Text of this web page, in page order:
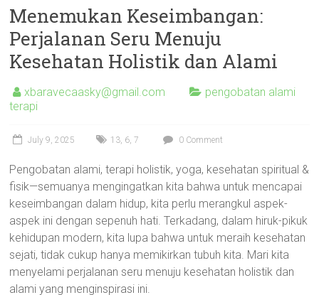
Menemukan Keseimbangan:
Perjalanan Seru Menuju
Kesehatan Holistik dan Alami
xbaravecaasky@gmail.com
pengobatan alami
terapi
July 9, 2025 13, 6,7 0 Comment
Pengobatan alami, terapi holistik, yoga, kesehatan spiritual &
fisik—semuanya mengingatkan kita bahwa untuk mencapai
keseimbangan dalam hidup, kita perlu merangkul aspek-
aspek ini dengan sepenuh hati. Terkadang, dalam hiruk-pikuk
kehidupan modern, kita lupa bahwa untuk meraih kesehatan
sejati, tidak cukup hanya memikirkan tubuh kita. Mari kita
menyelami perjalanan seru menuju kesehatan holistik dan
alami yang menginspirasi ini.